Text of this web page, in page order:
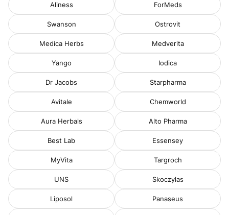
Aliness ForMeds
Swanson Ostrovit
Medica Herbs Medverita
Yango Iodica
Dr Jacobs Starpharma
Avitale Chemworld
Aura Herbals Alto Pharma
Best Lab Essensey
MyVita Targroch
UNS Skoczylas
Liposol Panaseus